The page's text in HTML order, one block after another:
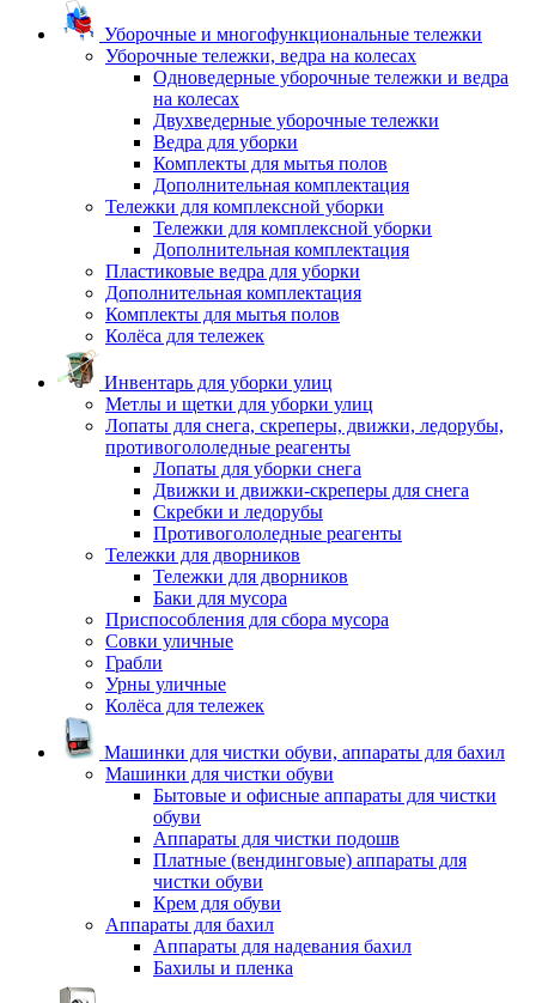
Уборочные и многофункциональные тележки
Уборочные тележки, ведра на колесах
Одноведерные уборочные тележки и ведра
на колесах
Двухведерные уборочные тележки
Ведра для уборки
Комплекты для мытья полов
Дополнительная комплектация
Тележки для комплексной уборки
Тележки для комплексной уборки
Дополнительная комплектация
Пластиковые ведра для уборки
Дополнительная комплектация
Комплекты для мытья полов
Колёса для тележек
Инвентарь для уборки улиц
Метлы и щетки для уборки улиц
Лопаты для снега, скреперы, движки, ледорубы,
противогололедные реагенты
Лопаты для уборки снега
Движки и движки-скреперы для снега
Скребки и ледорубы
Противогололедные реагенты
Тележки для дворников
Тележки для дворников
Баки для мусора
Приспособления для сбора мусора
Совки уличные
Грабли
Урны уличные
Колёса для тележек
Машинки для чистки обуви, аппараты для бахил
Машинки для чистки обуви
Бытовые и офисные аппараты для чистки
обуви
Аппараты для чистки подошв
Платные (вендинговые) аппараты для
чистки обуви
Крем для обуви
Аппараты для бахил
Аппараты для надевания бахил
Бахилы и пленка